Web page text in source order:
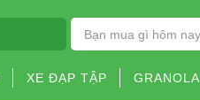
XE ĐẠP TẬP GRANOLA